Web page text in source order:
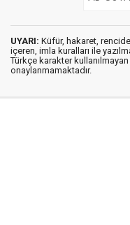
UYARI: Küfür, hakaret,
içeren, imla kuralları ile
Türkçe karakter
onaylanmamaktadır.